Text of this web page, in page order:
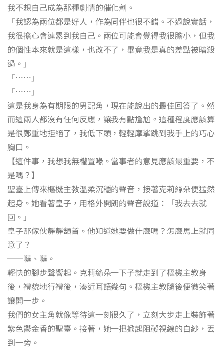
我不想自己成為那種劇情的催化劑。
「我認為兩位都是好人，作為同伴也很不錯。不過說實話，
我很擔心會連累到我自己。兩位可能會覺得我很膽小，但我
的個性本來就是這樣，也改不了，畢竟我是真的差點被暗殺
過。」
「……」
「……」
這是我身為有期限的男配角，現在能說出的最佳回答了。然
而這兩人都沒有任何反應，讓我有點尷尬。這種程度應該算
是很鄭重地拒絕了，我低下頭，輕輕摩挲跳到我手上的巧心
胸口。
【這件事，我想我無權置喙。當事者的意見應該最重要，不
是嗎？】
聖臺上傳來樞機主教溫柔沉穩的聲音，接著克莉絲朵便猛然
起身。她看著皇子，用格外開朗的聲音說道：「我去去就
回。」
皇子那傢伙靜靜頷首。他知道她要做什麼嗎？怎麼馬上就同
意了？
──噠、噠。
輕快的腳步聲響起。克莉絲朵一下子就走到了樞機主教身
後，禮貌地行禮後，湊近耳語幾句。樞機主教隨後便微笑著
讓開一步。
我們的女主角就像等待這一刻很久了，立刻大步走上裝飾著
紫色鬱金香的聖臺。接著，她一把掀起阻礙視線的白紗，丟
到一旁。